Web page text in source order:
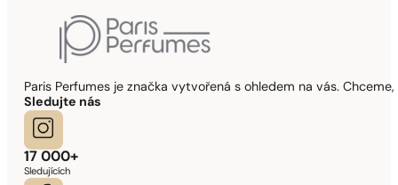
Paris Perfumes je značka vytvořená s ohledem na vás.
Sledujte nás
17 000+
Sledujících